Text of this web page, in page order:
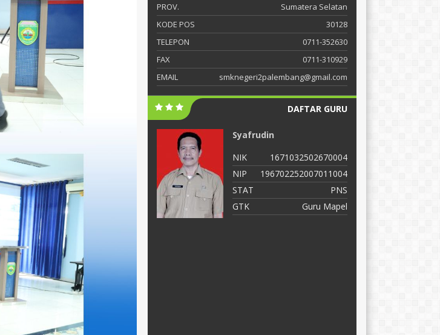
PROV.
Sumatera Selatan
KODE POS
30128
TELEPON
0711-352630
FAX
0711-310929
EMAIL
smknegeri2palembang@gmail.com
DAFTAR GURU
1671070904660004
196604091990031005
STAT
GTK
Syafrudin
NIK
1671032502670004
NIP
196702252007011004
STAT
PNS
GTK
Guru Mapel